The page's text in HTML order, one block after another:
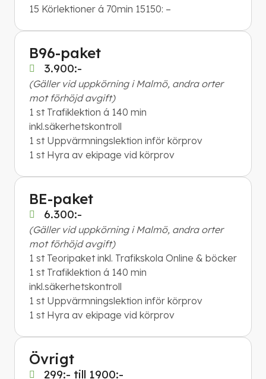
15 Körlektioner á 70min 15150: –
B96-paket
3.900:-
(Gäller vid uppkörning i Malmö, andra orter
mot förhöjd avgift)
1 st Trafiklektion á 140 min
inkl.säkerhetskontroll
1 st Uppvärmningslektion inför körprov
​​​​​​​1 st Hyra av ekipage vid körprov
BE-paket
6.300:-
(Gäller vid uppkörning i Malmö, andra orter
mot förhöjd avgift)
1 st Teoripaket inkl. Trafikskola Online & böcker
1 st Trafiklektion á 140 min
inkl.säkerhetskontroll
1 st Uppvärmningslektion inför körprov
​​​​​​​1 st Hyra av ekipage vid körprov
Övrigt
299:- till 1900:-